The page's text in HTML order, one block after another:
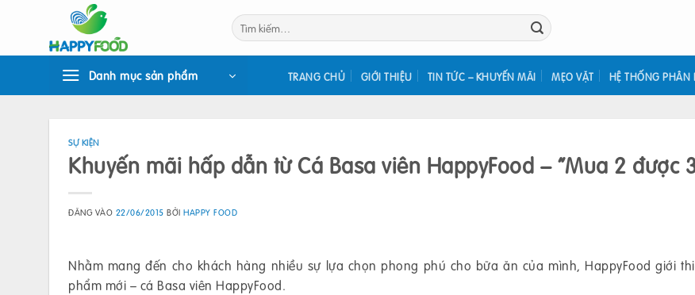
Tìm
kiếm:
Danh mục sản phẩm TRANG CHỦ GIỚI THIỆU TIN TỨC – KHUYẾN MÃI MẸO VẶT HỆ THỐNG PHÂN
SỰ KIỆN
Khuyến mãi hấp dẫn từ Cá Basa viên HappyFood – “Mua 2 được
ĐĂNG VÀO 22/06/2015 BỞIHAPPY FOOD
Nhằm mang đến cho khách hàng nhiều sự lựa chọn phong phú cho bữa ăn của mình, HappyFood giới
phẩm mới – cá Basa viên HappyFood.